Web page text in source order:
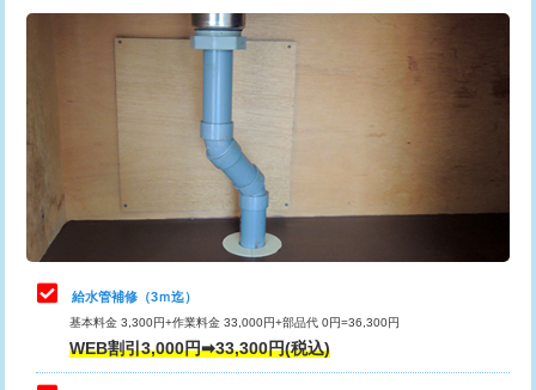
給水管工事※（ライニング鋼管・銅
管・ポリ管・HT管使用/3ｍ超え)
排水管工事（土の掘削・埋め戻し作
11,000円~
排水管工事（排水管工事/3ｍまで） 55,000円
排水管工事（追加 排水管工事/3ｍ超
マス交換（土の掘削・埋め戻し作業）
マス交換（深さ50㎝未満）
追加トーラー機使用/3m超え
33,000円
8,800円
止水・漏水調査・防水処理・清掃・修
理・調整・分解・加工など（軽作業）
11,000円
止水・漏水調査・防水処理・清掃・修
理・調整・分解・加工など（中作業）
止水・漏水調査・防水処理・清掃・修
理・調整・分解・加工など（重作業）
33,000円
給水管補修（3ｍ迄）
基本料金 3,300円+作業料金 33,000円+部品代 0円=36,300円
WEB割引3,000円➡33,300円(税込)